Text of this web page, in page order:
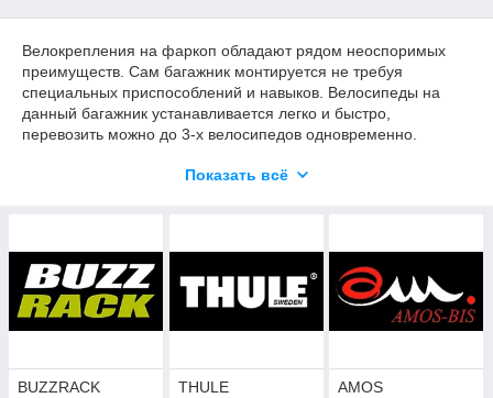
Велокрепления на фаркоп обладают рядом неоспоримых
преимуществ. Сам багажник монтируется не требуя
специальных приспособлений и навыков. Велосипеды на
данный багажник устанавливается легко и быстро,
перевозить можно до 3-х велосипедов одновременно.
Показать всё
BUZZRACK THULE AMOS